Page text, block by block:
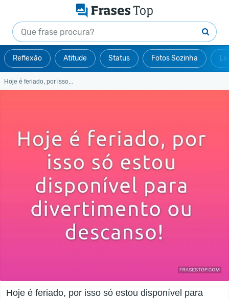
Reflexão Atitude Status Fotos Sozinha
Hoje é feriado, por isso...
Hoje é feriado, por isso só estou disponível para